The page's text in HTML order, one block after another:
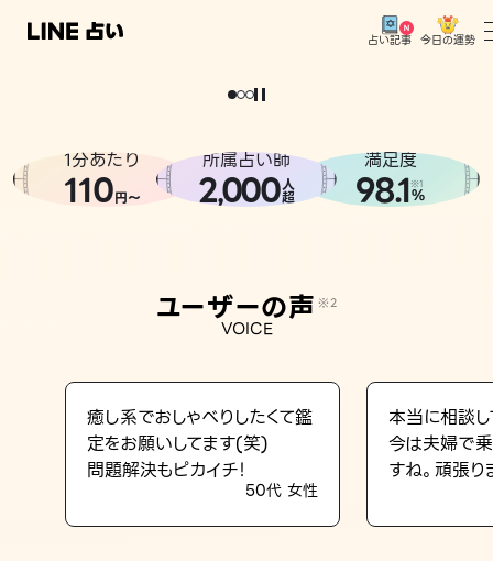
占い記事 今日の運勢
相談事例
占い記事
LINE占いを開く
どうせなら
。
1分あたり
110円〜
所属占い師
2,000人
超
満足度
98.1※1
%
ユーザーの声 ※2
VOICE
癒し系でおしゃべりしたくて鑑
定をお願いしてます(笑)
問題解決もピカイチ！
50代 女性
本当に相談し
今は夫婦で
すね。頑張り